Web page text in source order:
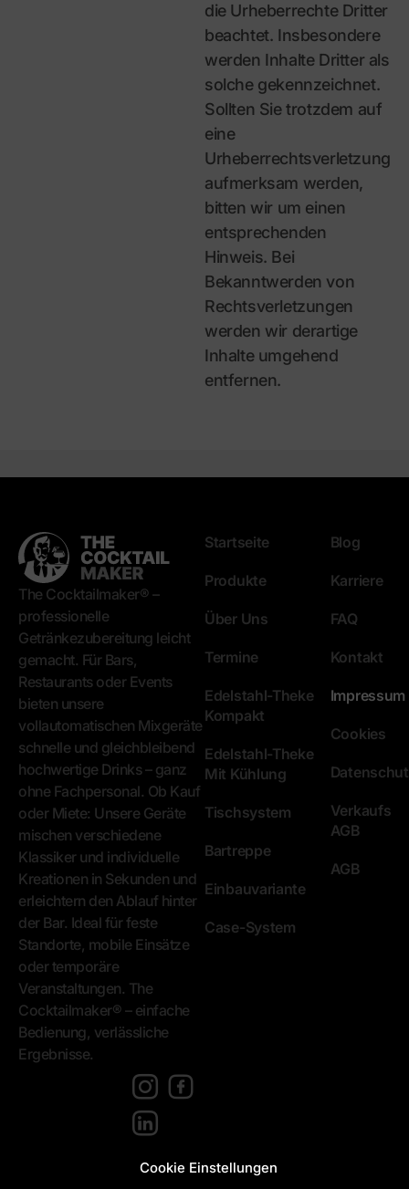
Cookie Einstellungen
die Urheberrechte Dritter
beachtet. Insbesondere
werden Inhalte Dritter als
solche gekennzeichnet.
Sollten Sie trotzdem auf
eine
Urheberrechtsverletzung
aufmerksam werden,
bitten wir um einen
entsprechenden
Hinweis. Bei
Bekanntwerden von
Rechtsverletzungen
werden wir derartige
Inhalte umgehend
entfernen.
The Cocktailmaker® –
professionelle
Getränkezubereitung leicht
gemacht. Für Bars,
Restaurants oder Events
bieten unsere
vollautomatischen Mixgeräte
schnelle und gleichbleibend
hochwertige Drinks – ganz
ohne Fachpersonal. Ob Kauf
oder Miete: Unsere Geräte
mischen verschiedene
Klassiker und individuelle
Kreationen in Sekunden und
erleichtern den Ablauf hinter
der Bar. Ideal für feste
Standorte, mobile Einsätze
oder temporäre
Veranstaltungen. The
Cocktailmaker® – einfache
Bedienung, verlässliche
Ergebnisse.
Startseite
Produkte
Über Uns
Termine
Edelstahl-Theke
Kompakt
Edelstahl-Theke
Mit Kühlung
Tischsystem
Bartreppe
Einbauvariante
Case-System
Blog
Karriere
FAQ
Kontakt
Impressum
Cookies
Verkaufs
AGB
AGB